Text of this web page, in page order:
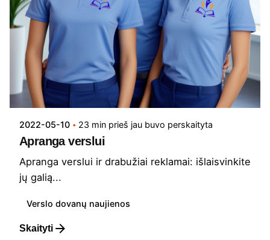
2022-05-10 23 min prieš jau buvo perskaityta
Apranga verslui
Apranga verslui ir drabužiai reklamai: išlaisvinkite
jų galią...
Verslo dovanų naujienos
Skaityti